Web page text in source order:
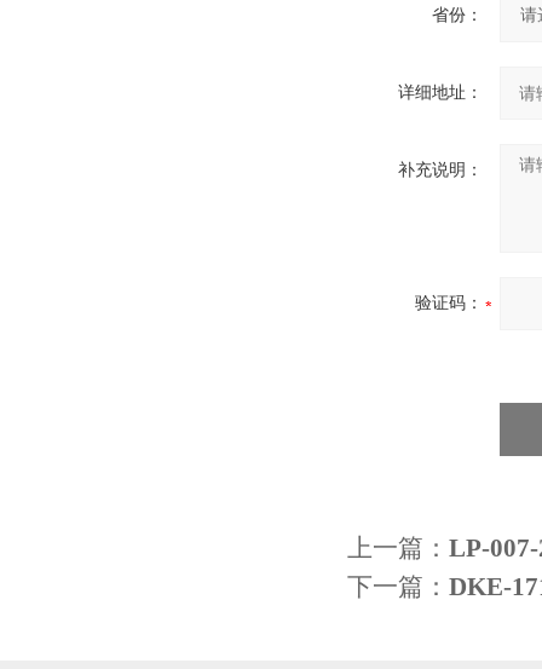
省份：
详细地址：
补充说明：
验证码：
上一篇： LP-
下一篇： DKE-